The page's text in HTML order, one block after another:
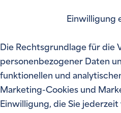
Einwilligung
Die Rechtsgrundlage für die
personenbezogener Daten
funktionellen und
Marketing-Cookies und
Einwilligung, die Sie